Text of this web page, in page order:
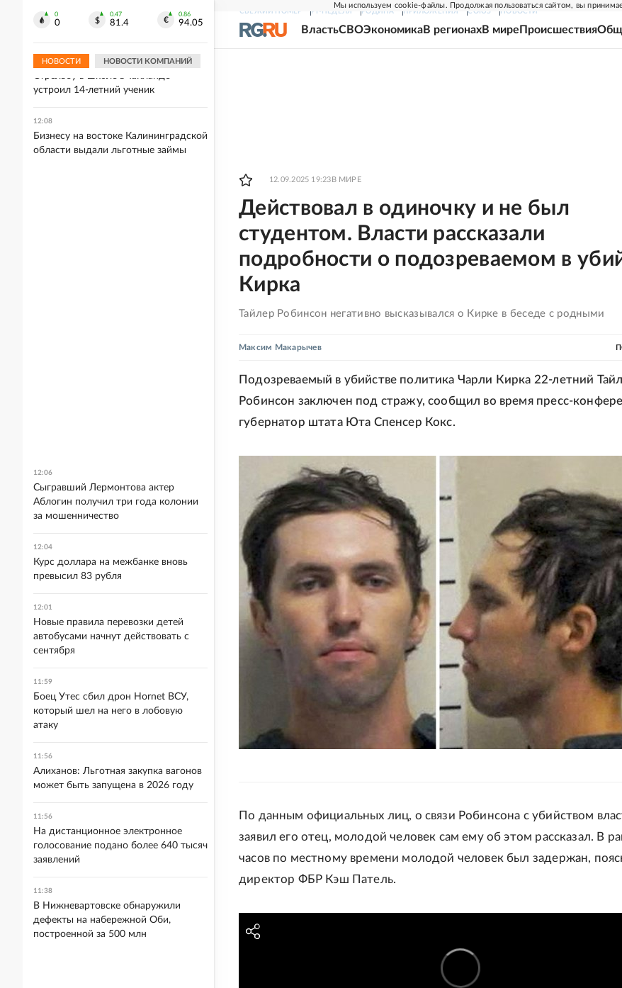
Мы используем cookie-файлы. Продолжая пользоваться сайтом, вы
СВЕЖИЙ НОМЕР РГ-НЕДЕЛЯ РОДИНА ПРИЛОЖЕНИЯ СОЮЗ НОВОСТИ
ВластьСВОЭкономикаВ регионахВ мире Происшествия
12.09.2025 19:23 В МИРЕ
Действовал в одиночку и не был
студентом. Власти рассказали
подробности о подозреваемом в
Кирка
Тайлер Робинсон негативно высказывался о Кирке в беседе с родными
Максим Макарычев
Подозреваемый в убийстве политика Чарли Кирка 22-летний
Робинсон заключен под стражу, сообщил во время пресс-
губернатор штата Юта Спенсер Кокс.
По данным официальных лиц, о связи Робинсона с убийством
заявил его отец, молодой человек сам ему об этом рассказал. В
часов по местному времени молодой человек был задержан,
директор ФБР Кэш Патель.
0
0
0.47
81.4
0.86
94.05
НОВОСТИ НОВОСТИ КОМПАНИЙ
Главный раввин России надеется на
12:09
Стрельбу в школе в Таиланде
устроил 14-летний ученик
12:08
Бизнесу на востоке Калининградской
области выдали льготные займы
12:06
Сыгравший Лермонтова актер
Аблогин получил три года колонии
за мошенничество
12:04
Курс доллара на межбанке вновь
превысил 83 рубля
12:01
Новые правила перевозки детей
автобусами начнут действовать с
сентября
11:59
Боец Утес сбил дрон Hornet ВСУ,
который шел на него в лобовую
атаку
11:56
Алиханов: Льготная закупка вагонов
может быть запущена в 2026 году
11:56
На дистанционное электронное
голосование подано более 640 тысяч
заявлений
11:38
В Нижневартовске обнаружили
дефекты на набережной Оби,
построенной за 500 млн